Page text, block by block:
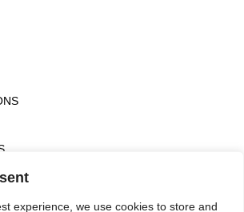
experience, we use cookies to store and